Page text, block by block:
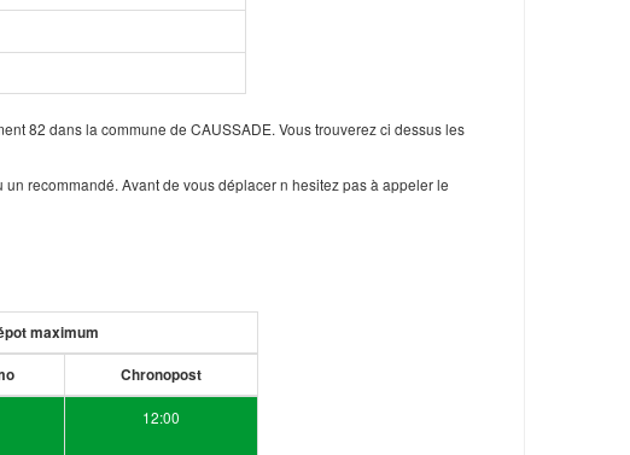
82 dans la commune de CAUSSADE. Vous trouverez ci dessus les
recommandé. Avant de vous déplacer n hesitez pas à appeler le
maximum
Chronopost
12:00